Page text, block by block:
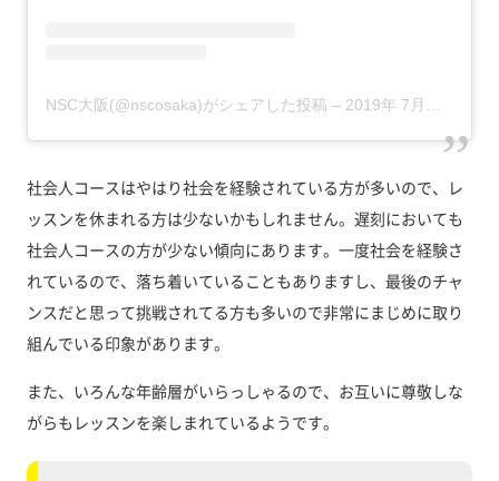
NSC大阪(@nscosaka)がシェアした投稿 – 2019年 7月月4日午後11時28分PDT
社会人コースはやはり社会を経験されている方が多いので、レ
ッスンを休まれる方は少ないかもしれません。遅刻においても
社会人コースの方が少ない傾向にあります。一度社会を経験さ
れているので、落ち着いていることもありますし、最後のチャ
ンスだと思って挑戦されてる方も多いので非常にまじめに取り
組んでいる印象があります。
また、いろんな年齢層がいらっしゃるので、お互いに尊敬しな
がらもレッスンを楽しまれているようです。